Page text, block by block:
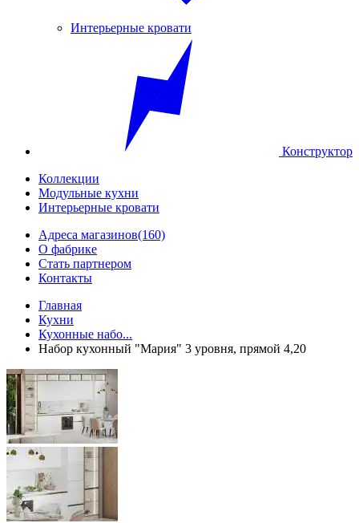
Интерьерные кровати
Конструктор
Коллекции
Модульные кухни
Интерьерные кровати
Адреса магазинов(160)
О фабрике
Стать партнером
Контакты
Главная
Кухни
Кухонные набо...
Набор кухонный "Мария" 3 уровня, прямой 4,20